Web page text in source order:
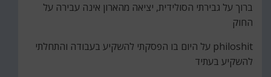
ברוך על גבירתי הסולידית, יציאה מהארון אינה עבירה על
החוק
philoshit על היום בו הפסקתי להשקיע בעבודה והתחלתי
להשקיע בעתיד